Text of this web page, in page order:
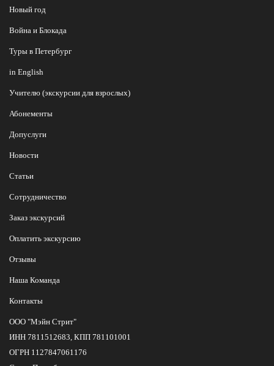
Новый год
Война и Блокада
Туры в Петербург
in English
Учителю (экскурсии для взрослых)
Абонементы
Допуслуги
Новости
Статьи
Сотрудничество
Заказ экскурсий
Оплатить экскурсию
Отзывы
Наша Команда
Контакты
ООО "Мэйн Стрит"
ИНН 7811512683, КПП 781101001
ОГРН 1127847061176